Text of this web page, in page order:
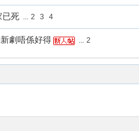
已死 ... 2 3 4
劇唔係好得 ... 2